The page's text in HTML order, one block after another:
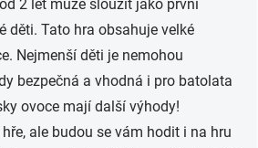
2 let může sloužit jako první
děti. Tato hra obsahuje velké
Nejmenší děti je nemohou
bezpečná a vhodná i pro batolata
ovoce mají další výhody!
ale budou se vám hodit i na hru